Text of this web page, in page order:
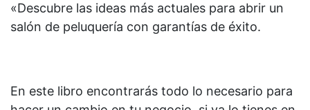
«Descubre las ideas más actuales para abrir un
salón de peluquería con garantías de éxito.
En este libro encontrarás todo lo necesario para